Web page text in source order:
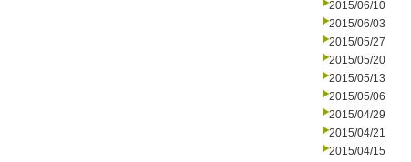
2015/06/10
2015/06/03
2015/05/27
2015/05/20
2015/05/13
2015/05/06
2015/04/29
2015/04/21
2015/04/15